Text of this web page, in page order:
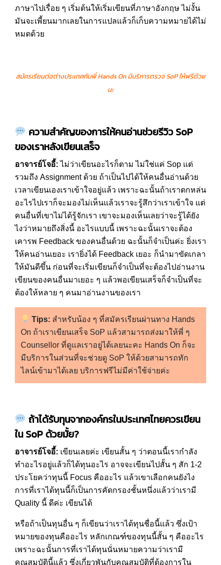
ภาษาไปเรื่อย ๆ เริ่มต้นให้เริ่มเขียนที่ภาษาอังกฤษ ไม่งั้น
มันจะเพี้ยนมากเลยในการแปลแล้วก็เก็บความหมายได้ไม่
หมดด้วย
สมัครเรียนต่อต่างประเทศกับพี่Hands On มีบริการตรวจ SoPให้ฟรีด้วย
นะ
ความสำคัญของการให้คนอ่านช่วยรีวิว SoP
ของเราหลังเขียนเสร็จ
อาจารย์โจอี้: ไม่ว่าเขียนอะไรก็ตาม ไม่ใช่แค่ Sop แต่
รวมถึง Assignment ด้วย ถ้าเป็นไปได้ให้คนอื่นอ่านด้วย
เวลาเขียนเองเราเข้าใจอยู่แล้ว เพราะฉะนั้นถ้าเราตกหล่น
อะไรไปเราก็จะมองไม่เห็นแล้วเราจะรู้สึกว่าเราเข้าใจ แต่
คนอื่นที่เขาไม่ได้รู้จักเรา เขาจะมองเห็นเลยว่าจะรู้ได้ยัง
ไงว่าหมายถึงสิ่งนี้ อะไรแบบนี้ เพราะฉะนั้นเราจะต้อง
เคารพ Feedback ของคนอื่นด้วย ฉะนั้นก็จำเป็นค่ะ ยิ่งเรา
ให้คนอ่านเยอะ เรายิ่งได้ Feedback เยอะ ก็นำมาขัดเกลา
ให้มันดีขึ้น ก่อนที่จะเริ่มเขียนก็จำเป็นที่จะต้องไปอ่านงาน
เขียนของคนอื่นมาเยอะ ๆ แล้วพอเขียนเสร็จก็จำเป็นที่จะ
ต้องให้หลาย ๆ คนมาอ่านงานของเรา
Tips: สำหรับน้อง ๆ ที่สมัครเรียนผ่านทาง Hands
On ถ้าเราเขียนเสร็จ SoP แล้วสามารถส่งมาให้พี่ ๆ
Counsellor ที่ดูแลเราอยู่ได้เลยนะคะ Hands On ก็จะ
มีบริการในส่วนที่จะช่วยดู SoP ให้ด้วยสามารถทัก
ไลน์เข้ามาได้เลย บริการฟรีไม่มีค่าใช้จ่ายค่ะ
ถ้าได้รับทุนจากองค์กรในประเทศไทยควรเขียน
ใน SoP ด้วยมั้ย?
อาจารย์โจอี้: เขียนเลยค่ะ เขียนสั้น ๆ ว่าตอนนี้เรากำลัง
ทำอะไรอยู่แล้วก็ได้ทุนอะไร อาจจะเขียนไปสั้น ๆ สัก 1-2
ประโยคว่าทุนนี้ Focus คืออะไร แล้วเขาเลือกคนยังไง
การที่เราได้ทุนนี้ก็เป็นการคัดกรองชั้นหนึ่งแล้วว่าเรามี
Quality นี้ ดีค่ะ เขียนได้
หรือถ้าเป็นทุนอื่น ๆ ก็เขียนว่าเราได้ทุนชื่อนี้แล้ว ซึ่งเป้า
หมายของทุนคืออะไร หลักเกณฑ์ของทุนนี้สั้น ๆ คืออะไร
เพราะฉะนั้นการที่เราได้ทุนนั่นหมายความว่าเรามี
คุณสมบัตินี้แล้ว ซึ่งเกี่ยวพันกับคุณสมบัติที่ต้องการใน